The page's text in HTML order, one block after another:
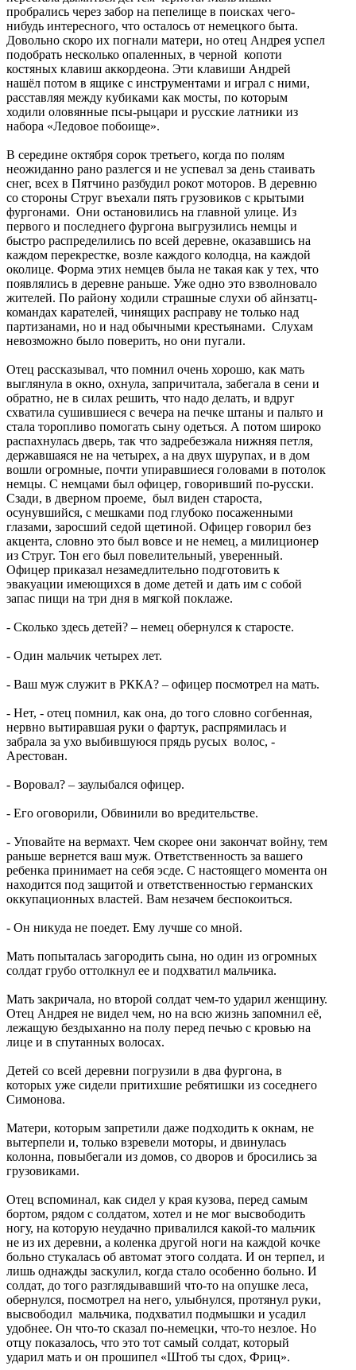
пробрались через забор на пепелище в поисках чего-
нибудь интересного, что осталось от немецкого быта.
Довольно скоро их погнали матери, но отец Андрея успел
подобрать несколько опаленных, в черной копоти
костяных клавиш аккордеона. Эти клавиши Андрей
нашёл потом в ящике с инструментами и играл с ними,
расставляя между кубиками как мосты, по которым
ходили оловянные псы-рыцари и русские латники из
набора «Ледовое побоище».
В середине октября сорок третьего, когда по полям
неожиданно рано разлегся и не успевал за день стаивать
снег, всех в Пятчино разбудил рокот моторов. В деревню
со стороны Струг въехали пять грузовиков с крытыми
фургонами. Они остановились на главной улице. Из
первого и последнего фургона выгрузились немцы и
быстро распределились по всей деревне, оказавшись на
каждом перекрестке, возле каждого колодца, на каждой
околице. Форма этих немцев была не такая как у тех, что
появлялись в деревне раньше. Уже одно это взволновало
жителей. По району ходили страшные слухи об айнзатц-
командах карателей, чинящих расправу не только над
партизанами, но и над обычными крестьянами. Слухам
невозможно было поверить, но они пугали.
Отец рассказывал, что помнил очень хорошо, как мать
выглянула в окно, охнула, запричитала, забегала в сени и
обратно, не в силах решить, что надо делать, и вдруг
схватила сушившиеся с вечера на печке штаны и пальто и
стала торопливо помогать сыну одеться. А потом широко
распахнулась дверь, так что задребезжала нижняя петля,
державшаяся не на четырех, а на двух шурупах, и в дом
вошли огромные, почти упиравшиеся головами в потолок
немцы. С немцами был офицер, говоривший по-русски.
Сзади, в дверном проеме, был виден староста,
осунувшийся, с мешками под глубоко посаженными
глазами, заросший седой щетиной. Офицер говорил без
акцента, словно это был вовсе и не немец, а милиционер
из Струг. Тон его был повелительный, уверенный.
Офицер приказал незамедлительно подготовить к
эвакуации имеющихся в доме детей и дать им с собой
запас пищи на три дня в мягкой поклаже.
- Сколько здесь детей? – немец обернулся к старосте.
- Один мальчик четырех лет.
- Ваш муж служит в РККА? – офицер посмотрел на мать.
- Нет, - отец помнил, как она, до того словно согбенная,
нервно вытиравшая руки о фартук, распрямилась и
забрала за ухо выбившуюся прядь русых волос, -
Арестован.
- Воровал? – заулыбался офицер.
- Его оговорили, Обвинили во вредительстве.
- Уповайте на вермахт. Чем скорее они закончат войну, тем
раньше вернется ваш муж. Ответственность за вашего
ребенка принимает на себя эсде. С настоящего момента он
находится под защитой и ответственностью германских
оккупационных властей. Вам незачем беспокоиться.
- Он никуда не поедет. Ему лучше со мной.
Мать попыталась загородить сына, но один из огромных
солдат грубо оттолкнул ее и подхватил мальчика.
Мать закричала, но второй солдат чем-то ударил женщину.
Отец Андрея не видел чем, но на всю жизнь запомнил её,
лежащую бездыханно на полу перед печью с кровью на
лице и в спутанных волосах.
Детей со всей деревни погрузили в два фургона, в
которых уже сидели притихшие ребятишки из соседнего
Симонова.
Матери, которым запретили даже подходить к окнам, не
вытерпели и, только взревели моторы, и двинулась
колонна, повыбегали из домов, со дворов и бросились за
грузовиками.
Отец вспоминал, как сидел у края кузова, перед самым
бортом, рядом с солдатом, хотел и не мог высвободить
ногу, на которую неудачно привалился какой-то мальчик
не из их деревни, а коленка другой ноги на каждой кочке
больно стукалась об автомат этого солдата. И он терпел, и
лишь однажды заскулил, когда стало особенно больно. И
солдат, до того разглядывавший что-то на опушке леса,
обернулся, посмотрел на него, улыбнулся, протянул руки,
высвободил мальчика, подхватил подмышки и усадил
удобнее. Он что-то сказал по-немецки, что-то незлое. Но
отцу показалось, что это тот самый солдат, который
ударил мать и он прошипел «Штоб ты сдох, Фриц».